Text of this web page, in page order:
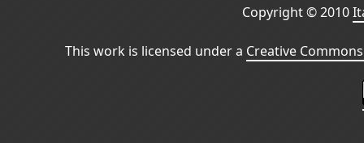
Copyright © 2010
This work is licensed under a Creative